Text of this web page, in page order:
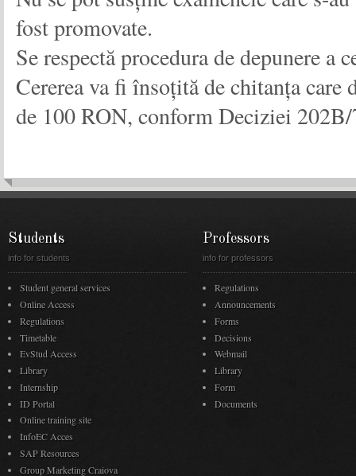
fost promovate.
Se respectă procedura de depunere
Cererea va fi însoțită de chitanța care
de 100 RON, conform Deciziei
Students
info for students
Student general services
Online Access
Regulations
Timetable
EvStud Access
Library
Internship
ID Portal
Online training site
InfoEC Acces
SAP Resources
Group Marketing Craiova
Professors
info for professors
Regulations
Announcements
Forms
Decisions
Webmail
Library
Form
Documents